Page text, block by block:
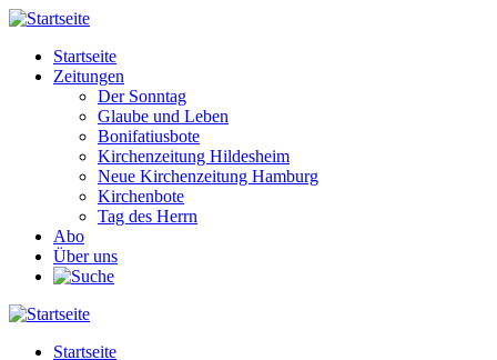
Direkt
Inhalt
Main
navigation
Startseite
Zeitungen
Der Sonntag
Glaube und Leben
Bonifatiusbote
Kirchenzeitung Hildesheim
Neue Kirchenzeitung Hamburg
Kirchenbote
Tag des Herrn
Abo
Über uns
Startseite